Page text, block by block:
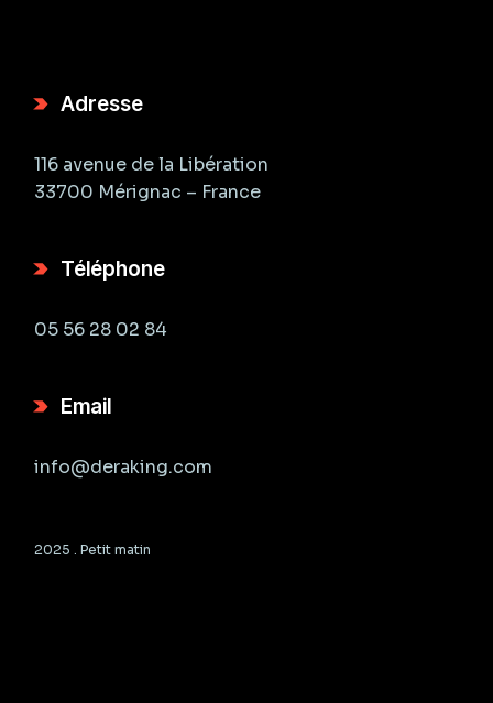
Adresse
116 avenue de la Libération
33700 Mérignac – France
Téléphone
05 56 28 02 84
Email
info@deraking.com
2025 .Petit matin